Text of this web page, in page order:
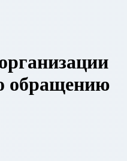
обращению